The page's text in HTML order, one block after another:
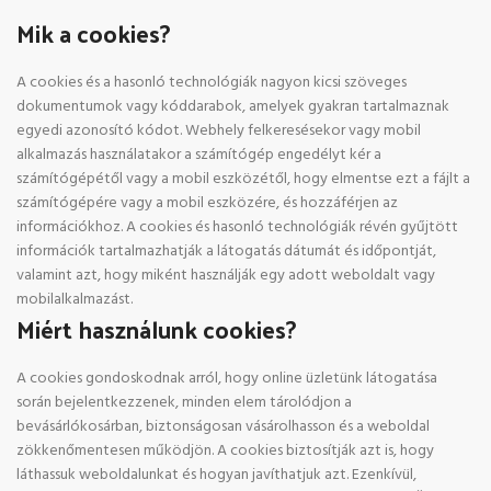
Mik a cookies?
A cookies és a hasonló technológiák nagyon kicsi szöveges
dokumentumok vagy kóddarabok, amelyek gyakran tartalmaznak
egyedi azonosító kódot. Webhely felkeresésekor vagy mobil
alkalmazás használatakor a számítógép engedélyt kér a
számítógépétől vagy a mobil eszközétől, hogy elmentse ezt a fájlt a
számítógépére vagy a mobil eszközére, és hozzáférjen az
információkhoz. A cookies és hasonló technológiák révén gyűjtött
információk tartalmazhatják a látogatás dátumát és időpontját,
valamint azt, hogy miként használják egy adott weboldalt vagy
mobilalkalmazást.
Miért használunk cookies?
A cookies gondoskodnak arról, hogy online üzletünk látogatása
során bejelentkezzenek, minden elem tárolódjon a
bevásárlókosárban, biztonságosan vásárolhasson és a weboldal
zökkenőmentesen működjön. A cookies biztosítják azt is, hogy
láthassuk weboldalunkat és hogyan javíthatjuk azt. Ezenkívül,